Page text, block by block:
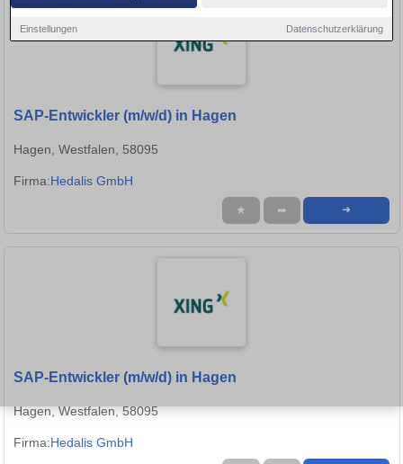
Einstellungen Datenschutzerklärung
SAP-Entwickler (m/w/d) in Hagen
Hagen, Westfalen, 58095
Firma:Hedalis GmbH
★ ➦ ➜
SAP-Entwickler (m/w/d) in Hagen
Hagen, Westfalen, 58095
Firma:Hedalis GmbH